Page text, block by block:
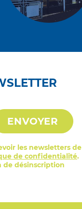
ENVOYER
les newsletters de
de confidentialité.
de désinscription